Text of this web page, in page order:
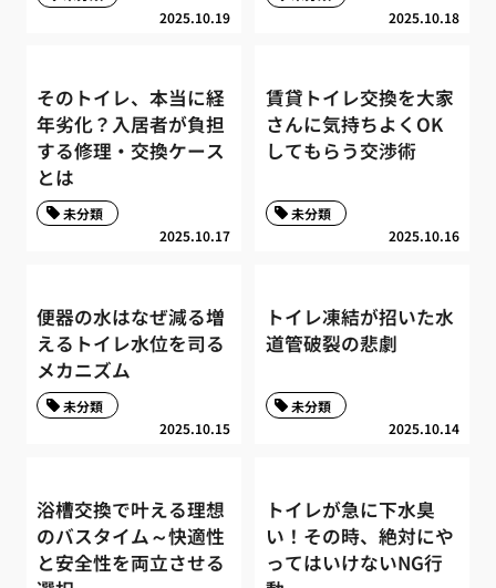
2025.10.19 2025.10.18
そのトイレ、本当に経
年劣化？入居者が負担
する修理・交換ケース
とは
2025.10.17
未分類
賃貸トイレ交換を大家
さんに気持ちよくOK
してもらう交渉術
2025.10.16
未分類
便器の水はなぜ減る増
えるトイレ水位を司る
メカニズム
2025.10.15
未分類
トイレ凍結が招いた水
道管破裂の悲劇
2025.10.14
未分類
浴槽交換で叶える理想
のバスタイム～快適性
と安全性を両立させる
トイレが急に下水臭
い！その時、絶対にや
ってはいけないNG行